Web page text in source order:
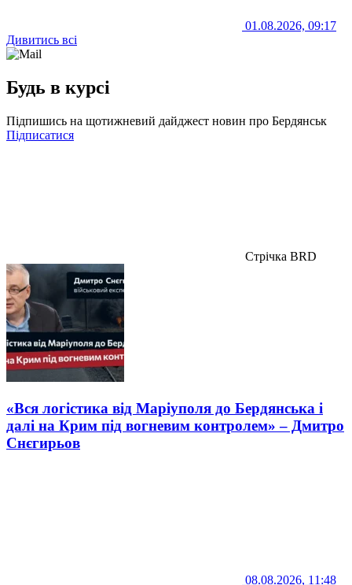
01.08.2026, 09:17
Дивитись всі
Будь в курсі
Підпишись на щотижневий дайджест новин про Бердянськ
Підписатися
Стрічка BRD
«Вся логістика від Маріуполя до Бердянська і
далі на Крим під вогневим контролем» – Дмитро
Снєгирьов
08.08.2026, 11:48